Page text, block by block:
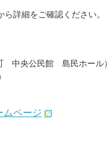
詳細をご確認ください。
中央公民館 島民ホール）
ムページ